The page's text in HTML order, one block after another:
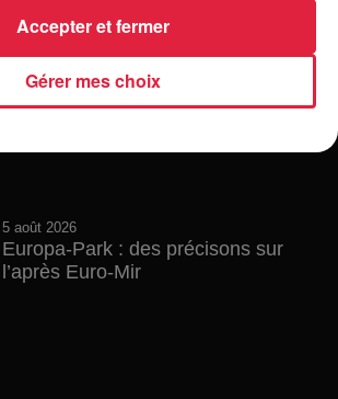
6 août 2026
Les dernières infos sur la venue du
5 août 2026
Europa-Park : des précisons sur
l’après Euro-Mir
Gérer mes choix
Accepter et fermer